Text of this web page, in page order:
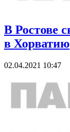
В Ростове
в Хорватию
02.04.2021 10:47